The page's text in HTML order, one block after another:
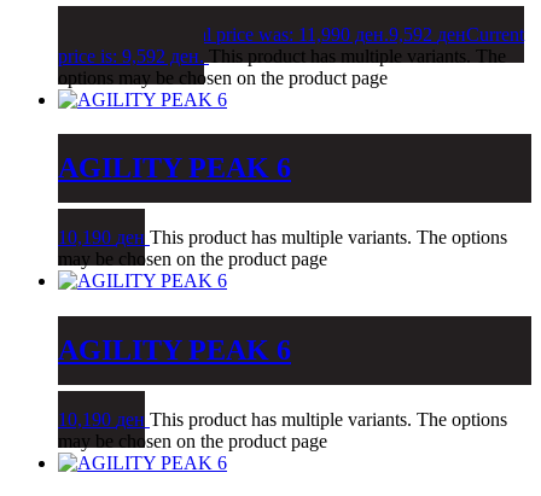
Original price was: 11,990 ден.9,592 денCurrent
price is: 9,592 ден. This product has multiple variants. The
options may be chosen on the product page
AGILITY PEAK 6
10,190 ден This product has multiple variants. The options
may be chosen on the product page
AGILITY PEAK 6
10,190 ден This product has multiple variants. The options
may be chosen on the product page